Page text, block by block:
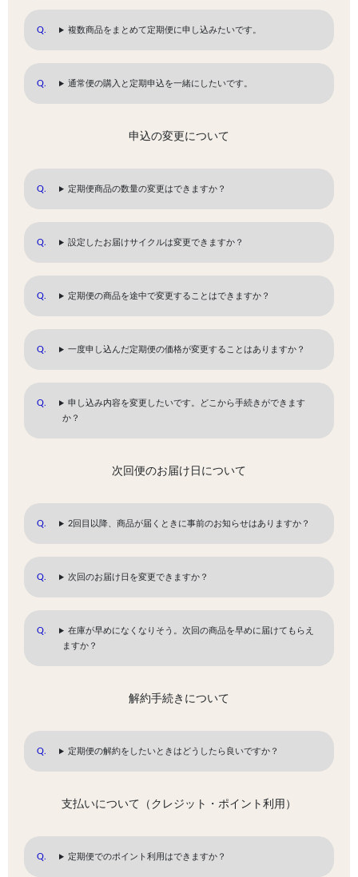
複数商品をまとめて定期便に申し込みたいです。
通常便の購入と定期申込を一緒にしたいです。
申込の変更について
定期便商品の数量の変更はできますか？
設定したお届けサイクルは変更できますか？
定期便の商品を途中で変更することはできますか？
一度申し込んだ定期便の価格が変更することはありますか？
申し込み内容を変更したいです。どこから手続きができます
か？
次回便のお届け日について
2回目以降、商品が届くときに事前のお知らせはありますか？
次回のお届け日を変更できますか？
在庫が早めになくなりそう。次回の商品を早めに届けてもらえ
ますか？
解約手続きについて
定期便の解約をしたいときはどうしたら良いですか？
支払いについて（クレジット・ポイント利用）
定期便でのポイント利用はできますか？